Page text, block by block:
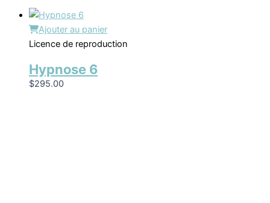
Ajouter au panier
Licence de reproduction
Hypnose 6
$295.00